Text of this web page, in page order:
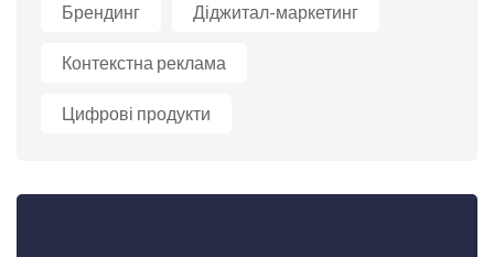
Брендинг Діджитал-маркетинг
Контекстна реклама
Цифрові продукти